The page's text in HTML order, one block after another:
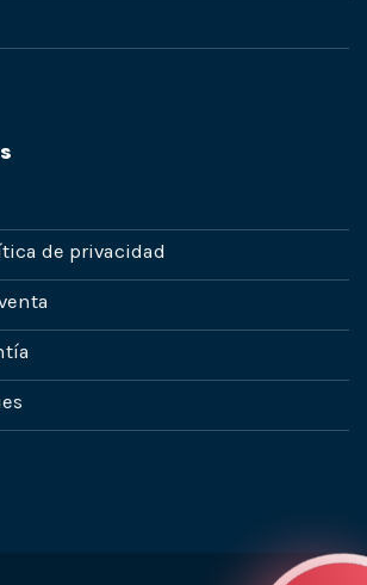
de privacidad